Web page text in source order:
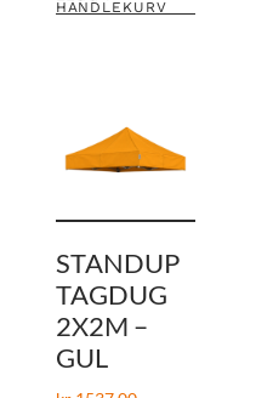
HANDLEKURV
STANDUP
TAGDUG
2X2M –
GUL